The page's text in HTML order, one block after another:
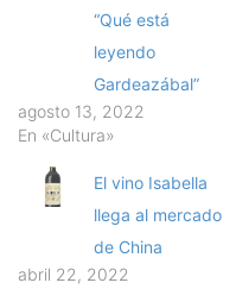
“Qué está
leyendo
Gardeazábal”
agosto 13, 2022
En «Cultura»
El vino Isabella
llega al mercado
de China
abril 22, 2022